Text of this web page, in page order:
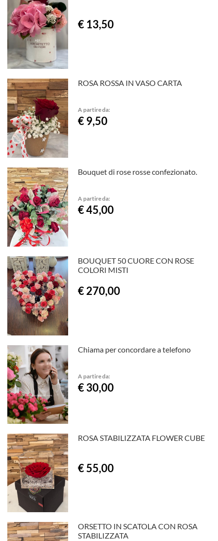
€ 13,50
ROSA ROSSA IN VASO CARTA
A partire da:
€ 9,50
Bouquet di rose rosse confezionato.
A partire da:
€ 45,00
BOUQUET 50 CUORE CON ROSE
COLORI MISTI
€ 270,00
Chiama per concordare a telefono
A partire da:
€ 30,00
ROSA STABILIZZATA FLOWER CUBE
€ 55,00
ORSETTO IN SCATOLA CON ROSA
STABILIZZATA